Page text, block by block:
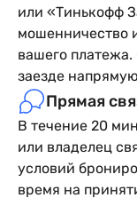
или «Тинькофф
мошенничество
вашего
заезде
Прямая
В течение 20
или владелец
условий
время на